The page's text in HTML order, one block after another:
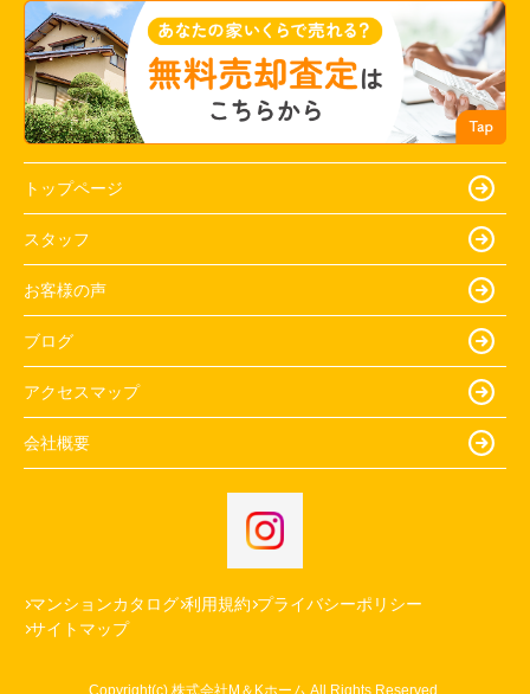
トップページ
スタッフ
お客様の声
ブログ
アクセスマップ
会社概要
マンションカタログ 利用規約 プライバシーポリシー
サイトマップ
Copyright(c) 株式会社M＆Kホーム All Rights Reserved.